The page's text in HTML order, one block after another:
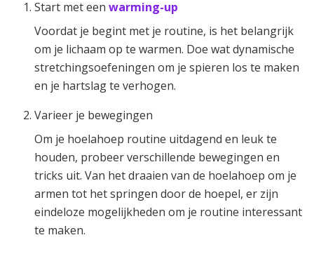
Start met eenwarming-up
Voordat je begint met je routine, is het belangrijk
om je lichaam op te warmen. Doe wat dynamische
stretchingsoefeningen om je spieren los te maken
en je hartslag te verhogen.
Varieer je bewegingen
Om je hoelahoep routine uitdagend en leuk te
houden, probeer verschillende bewegingen en
tricks uit. Van het draaien van de hoelahoep om je
armen tot het springen door de hoepel, er zijn
eindeloze mogelijkheden om je routine interessant
te maken.